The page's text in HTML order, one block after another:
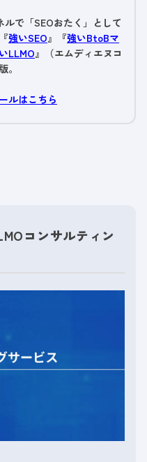
で「SEOおたく」として
強いSEO』『強いBtoBマ
LLMO』（エムディエヌコ
。
ルはこちら
コンサルティン